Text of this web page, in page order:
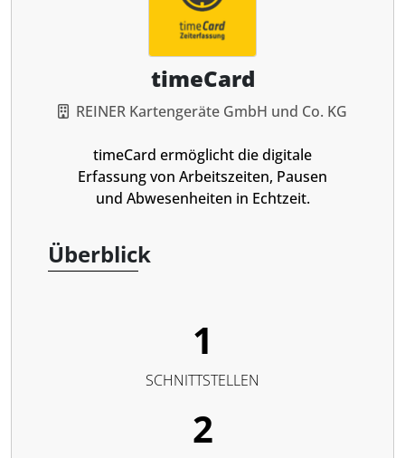
timeCard
REINER Kartengeräte GmbH und Co. KG
timeCard ermöglicht die digitale
Erfassung von Arbeitszeiten, Pausen
und Abwesenheiten in Echtzeit.
Überblick
1
SCHNITTSTELLEN
2